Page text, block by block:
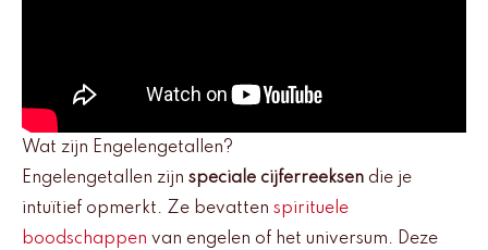
Wat zijn Engelengetallen?
Engelengetallen zijn speciale cijferreeksen die je
intuïtief opmerkt. Ze bevatten spirituele
boodschappen van engelen of het universum. Deze